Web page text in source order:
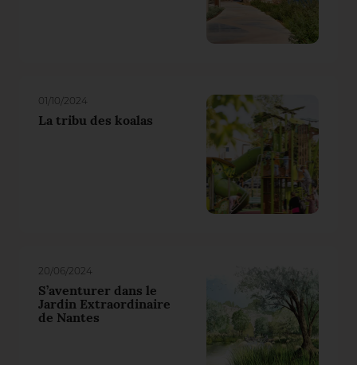
01/10/2024
La tribu des koalas
20/06/2024
S’aventurer dans le
Jardin Extraordinaire
de Nantes